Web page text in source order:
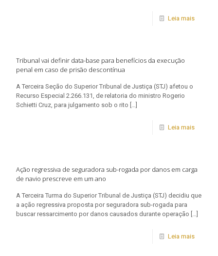
Leia mais
Tribunal vai definir data-base para benefícios da execução
penal em caso de prisão descontínua
​A Terceira Seção do Superior Tribunal de Justiça (STJ) afetou o
Recurso Especial 2.266.131, de relatoria do ministro Rogerio
Schietti Cruz, para julgamento sob o rito
Leia mais
Ação regressiva de seguradora sub-rogada por danos em carga
de navio prescreve em um ano
​A Terceira Turma do Superior Tribunal de Justiça (STJ) decidiu que
a ação regressiva proposta por seguradora sub-rogada para
buscar ressarcimento por danos causados durante operação
Leia mais